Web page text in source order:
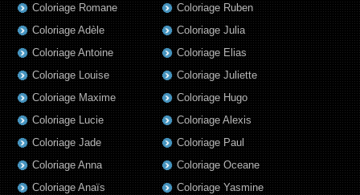
Coloriage Romane
Coloriage Adèle
Coloriage Antoine
Coloriage Louise
Coloriage Maxime
Coloriage Lucie
Coloriage Jade
Coloriage Anna
Coloriage Anaïs
Coloriage Ruben
Coloriage Julia
Coloriage Elias
Coloriage Juliette
Coloriage Hugo
Coloriage Alexis
Coloriage Paul
Coloriage Oceane
Coloriage Yasmine